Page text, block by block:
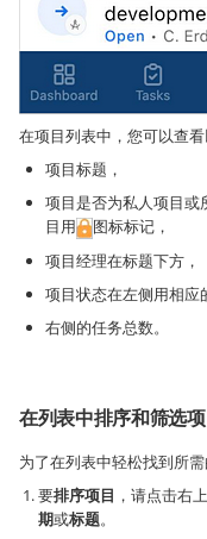
在项目列表中，您可以查
项目标题，
项目是否为私人项目或
目用
图标标记，
项目经理在标题下方，
项目状态在左侧用相应
右侧的任务总数。
在列表中排序和筛选
为了在列表中轻松找到所
要排序项目 ，请点击右
期或标题。